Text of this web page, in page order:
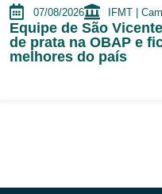
07/08/2026 IFMT |
Equipe de São
de prata na OBAP e
melhores do país